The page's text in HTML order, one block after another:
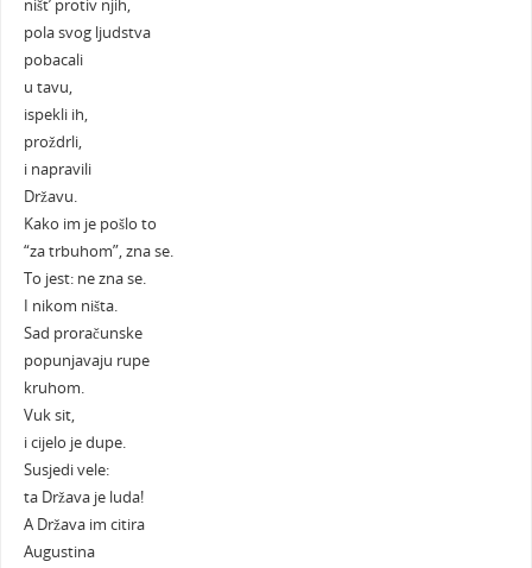
ništ’ protiv njih,
pola svog ljudstva
pobacali
u tavu,
ispekli ih,
proždrli,
i napravili
Državu.
Kako im je pošlo to
“za trbuhom”, zna se.
To jest: ne zna se.
I nikom ništa.
Sad proračunske
popunjavaju rupe
kruhom.
Vuk sit,
i cijelo je dupe.
Susjedi vele:
ta Država je luda!
A Država im citira
Augustina